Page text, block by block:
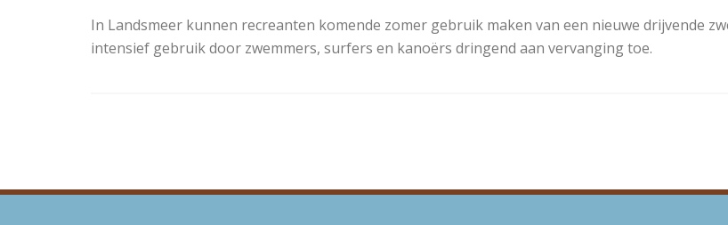
In Landsmeer kunnen recreanten komende zomer gebruik maken van een nieuwe drijvende
intensief gebruik door zwemmers, surfers en kanoërs dringend aan vervanging toe.